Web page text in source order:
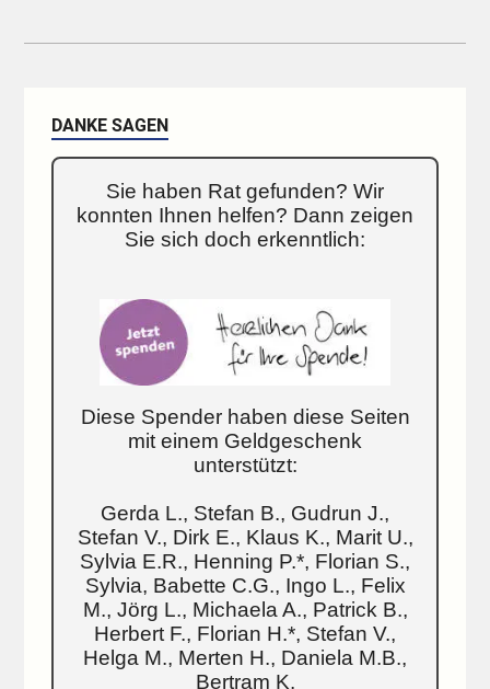
DANKE SAGEN
Sie haben Rat gefunden? Wir
konnten Ihnen helfen? Dann zeigen
Sie sich doch erkenntlich:
Diese Spender haben diese Seiten
mit einem Geldgeschenk
unterstützt:
Gerda L., Stefan B., Gudrun J.,
Stefan V., Dirk E., Klaus K., Marit U.,
Sylvia E.R., Henning P.*, Florian S.,
Sylvia, Babette C.G., Ingo L., Felix
M., Jörg L., Michaela A., Patrick B.,
Herbert F., Florian H.*, Stefan V.,
Helga M., Merten H., Daniela M.B.,
Bertram K.